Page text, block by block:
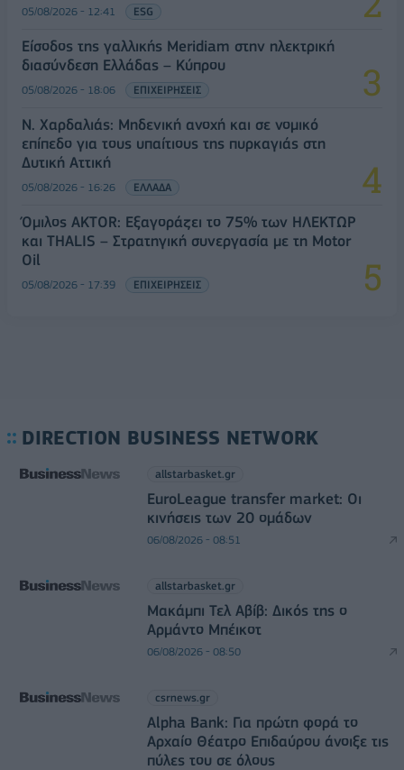
05/08/2026 - 12:41 ESG
Είσοδος της γαλλικής Meridiam στην ηλεκτρική
διασύνδεση Ελλάδας – Κύπρου
05/08/2026 - 18:06 ΕΠΙΧΕΙΡΗΣΕΙΣ
Ν. Χαρδαλιάς: Μηδενική ανοχή και σε νομικό
επίπεδο για τους υπαίτιους της πυρκαγιάς στη
Δυτική Αττική
05/08/2026 - 16:26 ΕΛΛΑΔΑ
Όμιλος AKTOR: Εξαγοράζει το 75% των ΗΛΕΚΤΩΡ
και THALIS – Στρατηγική συνεργασία με τη Motor
Oil
05/08/2026 - 17:39 ΕΠΙΧΕΙΡΗΣΕΙΣ
DIRECTION BUSINESS NETWORK
allstarbasket.gr
EuroLeague transfer market: Οι
κινήσεις των 20 ομάδων
06/08/2026 - 08:51
allstarbasket.gr
Μακάμπι Τελ Αβίβ: Δικός της ο
Αρμάντο Μπέικοτ
06/08/2026 - 08:50
csrnews.gr
Alpha Bank: Για πρώτη φορά το
Αρχαίο Θέατρο Επιδαύρου άνοιξε τις
πύλες του σε όλους